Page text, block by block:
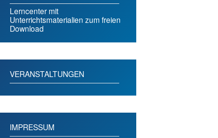
Lerncenter mit
Unterrichtsmaterialien zum freien
Download
VERANSTALTUNGEN
IMPRESSUM